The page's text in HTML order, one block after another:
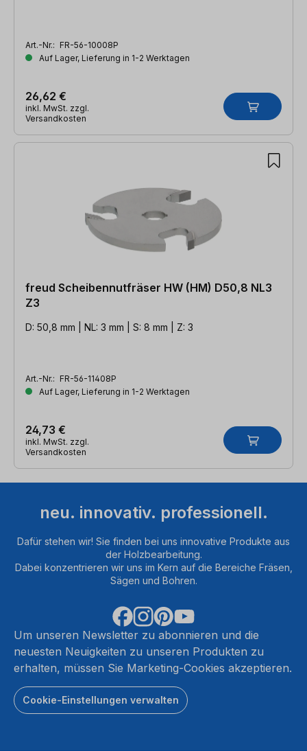
Art.-Nr.: FR-56-10008P
Auf Lager, Lieferung in 1-2 Werktagen
26,62 €
inkl. MwSt. zzgl.
Versandkosten
freud Scheibennutfräser HW (HM) D50,8 NL3
Z3
D: 50,8 mm | NL: 3 mm | S: 8 mm | Z: 3
Art.-Nr.: FR-56-11408P
Auf Lager, Lieferung in 1-2 Werktagen
24,73 €
inkl. MwSt. zzgl.
Versandkosten
neu. innovativ. professionell.
Dafür stehen wir! Sie finden bei uns innovative Produkte aus
der Holzbearbeitung.
Dabei konzentrieren wir uns im Kern auf die Bereiche Fräsen,
Sägen und Bohren.
Um unseren Newsletter zu abonnieren und die
neuesten Neuigkeiten zu unseren Produkten zu
erhalten, müssen Sie Marketing-Cookies akzeptieren.
Cookie-Einstellungen verwalten